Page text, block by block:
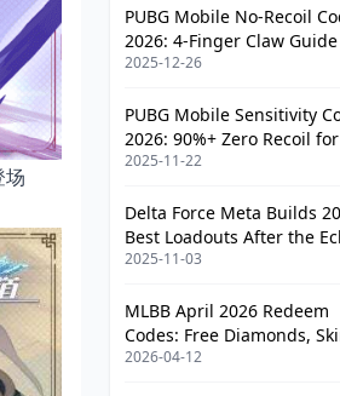
场
PUBG Mobile No-Recoil
2026: 4-Finger Claw Guide
2025-12-26
PUBG Mobile Sensitivity
2026: 90%+ Zero Recoil
V4.4 M416 & AUG Meta
2025-11-22
Delta Force Meta Builds
Best Loadouts After the
Season Update
2025-11-03
MLBB April 2026 Redeem
Codes: Free Diamonds,
Starlight Rewards
2026-04-12